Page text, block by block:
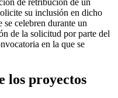
su inclusión en dicho
se celebren durante un
de la solicitud por parte del
en la que se
los proyectos